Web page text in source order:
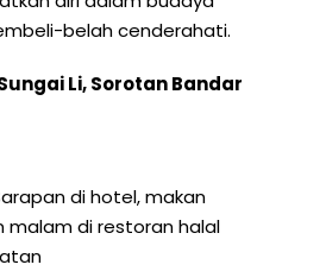
belah cenderahati.
Li, Sorotan Bandar
di hotel, makan
malam di restoran halal